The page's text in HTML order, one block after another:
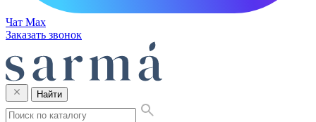
Чат Max
Заказать звонок
Найти